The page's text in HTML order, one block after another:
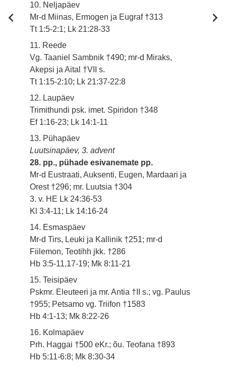
10. Neljapäev
Mr-d Miinas, Ermogen ja Eugraf †313
Tt 1:5-2:1; Lk 21:28-33
11. Reede
Vg. Taaniel Sambnik †490; mr-d Miraks,
Akepsi ja Aital †VII s.
Tt 1:15-2:10; Lk 21:37-22:8
12. Laupäev
Trimithundi psk. imet. Spiridon †348
Ef 1:16-23; Lk 14:1-11
13. Pühapäev
Luutsinapäev, 3. advent
28. pp., pühade esivanemate pp.
Mr-d Eustraati, Auksenti, Eugen, Mardaari ja
Orest †296; mr. Luutsia †304
3. v. HE Lk 24:36-53
Kl 3:4-11; Lk 14:16-24
14. Esmaspäev
Mr-d Tirs, Leuki ja Kallinik †251; mr-d
Fiilemon, Teotihh jkk. †286
Hb 3:5-11,17-19; Mk 8:11-21
15. Teisipäev
Pskmr. Eleuteeri ja mr. Antia †II s.; vg. Paulus
†955; Petsamo vg. Triifon †1583
Hb 4:1-13; Mk 8:22-26
16. Kolmapäev
Prh. Haggai †500 eKr.; õu. Teofana †893
Hb 5:11-6:8; Mk 8:30-34